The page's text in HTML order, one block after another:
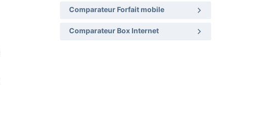
Comparateur Forfait mobile
Comparateur Box Internet